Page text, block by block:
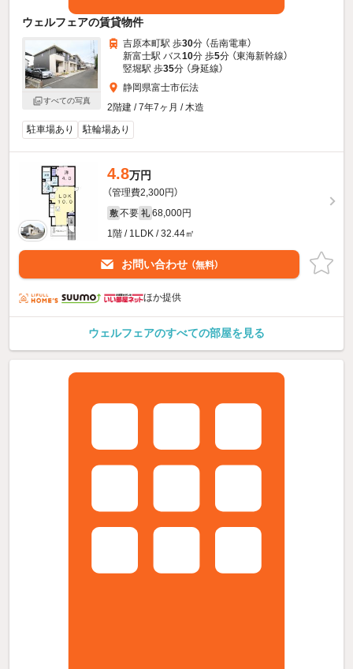
ウェルフェアの賃貸物件
すべての写真
吉原本町駅 歩30分 （岳南電車）
新富士駅 バス10分 歩5分 （東海新幹線）
竪堀駅 歩35分 （身延線）
静岡県富士市伝法
2階建 / 7年7ヶ月 / 木造
駐車場あり
駐輪場あり
4.8万円
（管理費2,300円）
敷 不要 礼 68,000円
1階 / 1LDK / 32.44㎡
お問い合わせ （無料）
ほか提供
ウェルフェアのすべての部屋を見る